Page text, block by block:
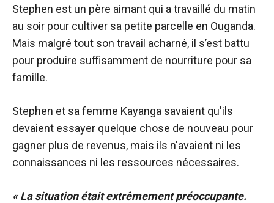
Stephen est un père aimant qui a travaillé du matin
au soir pour cultiver sa petite parcelle en Ouganda.
Mais malgré tout son travail acharné, il s’est battu
pour produire suffisamment de nourriture pour sa
famille.
Stephen et sa femme Kayanga savaient qu'ils
devaient essayer quelque chose de nouveau pour
gagner plus de revenus, mais ils n'avaient ni les
connaissances ni les ressources nécessaires.
« La situation était extrêmement préoccupante.